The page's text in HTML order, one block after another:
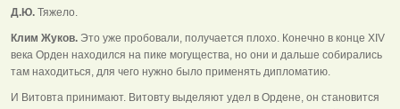
Д.Ю. Тяжело.
Клим Жуков. Это уже пробовали, получается плохо. Конечно в конце XIV
века Орден находился на пике могущества, но они и дальше собирались
там находиться, для чего нужно было применять дипломатию.
И Витовта принимают. Витовту выделяют удел в Ордене, он становится